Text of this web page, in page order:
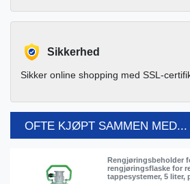
Sikkerhed
Sikker online shopping med SSL-
OFTE KJØPT SAMMEN MED...
Rengjøringsbeholder
rengjøringsflaske for
tappesystemer, 5 liter,